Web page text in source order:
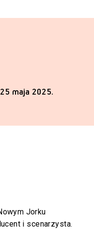
maja 2025.
Jorku
i scenarzysta.